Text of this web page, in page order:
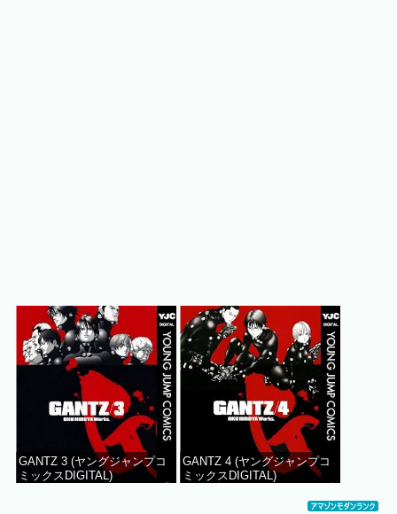
GANTZ 3 (ヤングジャンプコ
ミックスDIGITAL)
GANTZ 4 (ヤングジャンプコ
ミックスDIGITAL)